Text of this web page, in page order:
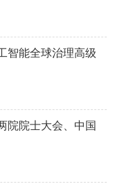
智能全球治理高级
院院士大会、中国